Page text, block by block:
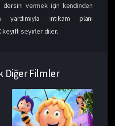
vermek için kendinden
intikam planı
keyifli seyirler diler.
Diğer Filmler